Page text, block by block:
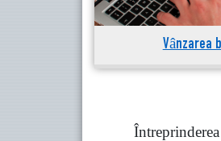
Vânzarea
Întreprinderea